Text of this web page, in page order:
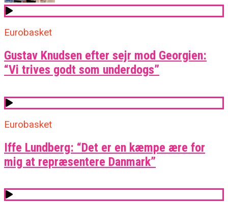
Eurobasket
Gustav Knudsen efter sejr mod Georgien:
“Vi trives godt som underdogs”
Eurobasket
Iffe Lundberg: “Det er en kæmpe ære for
mig at repræsentere Danmark”